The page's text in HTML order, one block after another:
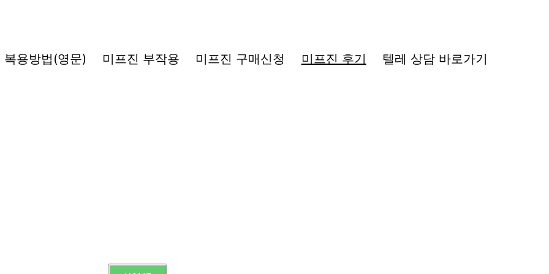
복용방법(영문) 미프진 부작용 미프진 구매신청 미프진 후기 텔레 상담 바로가기